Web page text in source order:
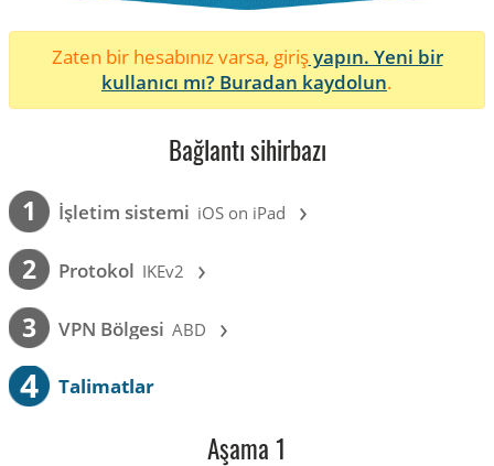
Zaten bir hesabınız varsa, girişyapın. Yeni bir
kullanıcı mı? Buradan kaydolun.
Bağlantı sihirbazı
1 İşletim sistemi iOS on iPad ›
2 Protokol IKEv2 ›
3 VPN Bölgesi ABD ›
4 Talimatlar
Aşama 1